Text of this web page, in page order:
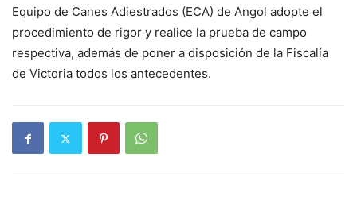
Equipo de Canes Adiestrados (ECA) de Angol adopte el
procedimiento de rigor y realice la prueba de campo
respectiva, además de poner a disposición de la Fiscalía
de Victoria todos los antecedentes.